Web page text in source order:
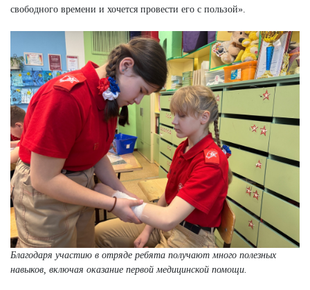
свободного времени и хочется провести его с пользой».
Благодаря участию в отряде ребята получают много полезных
навыков, включая оказание первой медицинской помощи.